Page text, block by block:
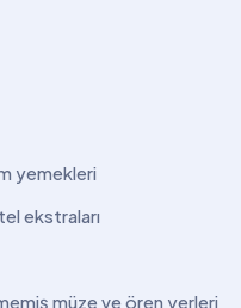
yemekleri
ekstraları
müze ve ören yerleri